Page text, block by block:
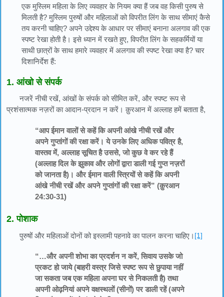
एक मुस्लिम महिला के लिए व्यवहार के नियम क्या हैं जब वह किसी पुरुष से
मिलती है? मुस्लिम पुरुषों और महिलाओं को विपरीत लिंग के साथ सीमाएं कैसे
तय करनी चाहिए? अपने उद्देश्य के आधार पर सीमाएं बनाना अलगाव की एक
स्पष्ट रेखा होती है। इसे ध्यान में रखते हुए, विपरीत लिंग के सहकर्मियों या
साथी छात्रों के साथ हमारे व्यवहार में अलगाव की स्पष्ट रेखा क्या है? चार
दिशानिर्देश हैं:
1. आंखो से संपर्क
नजरें नीची रखें, आंखों के संपर्क को सीमित करें, और स्पष्ट रूप से
प्रशंसात्मक नज़रों का आदान-प्रदान न करें। क़ुरआन में अल्लाह हमें बताता है,
“आप ईमान वालों से कहें कि अपनी आंखे नीची रखें और
अपने गुप्तांगों की रक्षा करें। ये उनके लिए अधिक पवित्र है,
वास्तव में, अल्लाह सूचित है उससे, जो कुछ वे कर रहे हैं
(अल्लाह दिल के झुकाव और लोगों द्वारा डाली गई गुप्त नज़रों
को जानता है)। और ईमान वाली स्त्रियों से कहें कि अपनी
आंखे नीची रखें और अपने गुप्तांगों की रक्षा करें” (क़ुरआन
24:30-31)
2. पोशाक
पुरुषों और महिलाओं दोनों को इस्लामी पहनावे का पालन करना चाहिए। [1]
“…और अपनी शोभा का प्रदर्शन न करें, सिवाय उसके जो
प्रकट हो जाये (बाहरी वस्त्र जिसे स्पष्ट रूप से छुपाया नहीं
जा सकता जब एक महिला अपना घर से निकलती है) तथा
अपनी ओढ़नियां अपने वक्षस्थलों (सीनों) पर डाली रहें (अपने